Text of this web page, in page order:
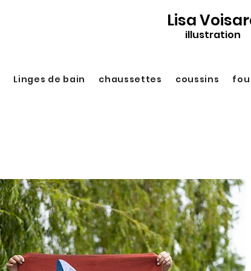
Lisa
illustration
Linges de bain chaussettes coussins